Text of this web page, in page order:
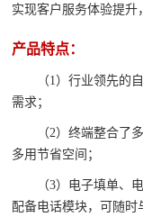
实现客户服务体验提升
产品特点：
（1）行业领先的
需求；
（2）终端整合了
多用节省空间；
（3）电子填单、
配备电话模块，可随时